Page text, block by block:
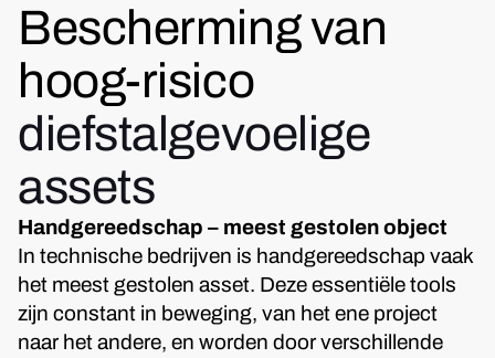
Bescherming van
hoog-risico
diefstalgevoelige
assets
Handgereedschap – meest gestolen object
In technische bedrijven is handgereedschap vaak
het meest gestolen asset. Deze essentiële tools
zijn constant in beweging, van het ene project
naar het andere, en worden door verschillende